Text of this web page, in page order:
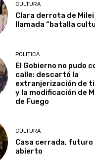
CULTURA
Clara derrota de Milei
llamada “batalla
POLITICA
El Gobierno no pudo
calle: descartó la
extranjerización de
y la modificación de
de Fuego
CULTURA
Casa cerrada, futuro
abierto